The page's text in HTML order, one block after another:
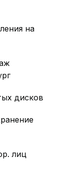
на
дисков
лиц